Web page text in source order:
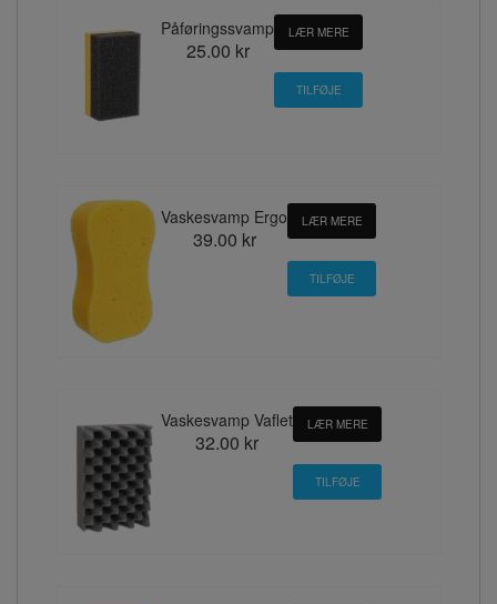
Påføringssvamp
25.00 kr
LÆR MERE
Vaskesvamp Ergo
39.00 kr
LÆR MERE
Vaskesvamp Vaflet
32.00 kr
LÆR MERE